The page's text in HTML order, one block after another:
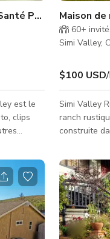
Parfait pour
est le
clips
l'espace
au
Maison
60+
Simi Valley,
$100 USD
Simi Valley
ranch
construite
servir de
de
fixe...
voitures et